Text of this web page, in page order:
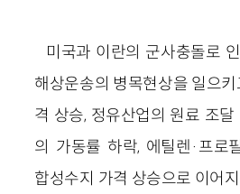
미국과 이란의 군사충돌로
해상운송의 병목현상을 일으
격 상승, 정유산업의 원료 조달
의 가동률 하락, 에틸렌·프로
합성수지 가격 상승으로 이어